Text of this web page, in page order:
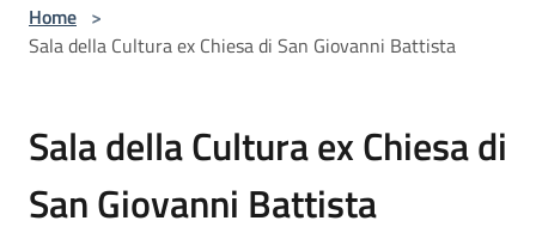
Home >
Sala della Cultura ex Chiesa di San Giovanni Battista
Sala della Cultura ex Chiesa di
San Giovanni Battista